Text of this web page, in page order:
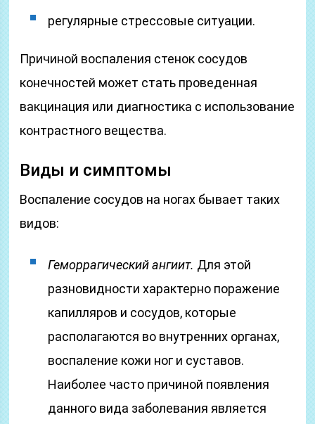
регулярные стрессовые ситуации.
Причиной воспаления стенок сосудов
конечностей может стать проведенная
вакцинация или диагностика с использование
контрастного вещества.
Виды и симптомы
Воспаление сосудов на ногах бывает таких
видов:
Геморрагический ангиит. Для этой
разновидности характерно поражение
капилляров и сосудов, которые
располагаются во внутренних органах,
воспаление кожи ног и суставов.
Наиболее часто причиной появления
данного вида заболевания является